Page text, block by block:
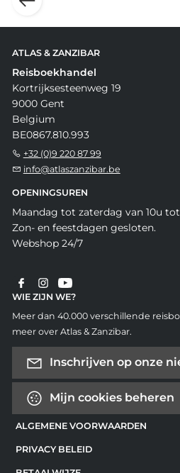
ATLAS & ZANZIBAR
Reisboekhandel
Kortrijksesteenweg 19
9000 Gent
Belgium
BE0867.810.993
+32 (0)9 220 87 99
info@atlaszanzibar.be
OPENINGSUREN
Maandag tot zaterdag van 10u tot
Zon- en feestdagen gesloten.
Webshop 24/7
WIE ZIJN WE?
Meer dan 40.000 verschillende
meer over Atlas & Zanzibar.
Inschrijven op onze
Mijn cookies beheren
ALGEMENE VOORWAARDEN
PRIVACY BELEID